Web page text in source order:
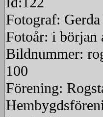
Fotograf:
Fotoår: i början
Bildnummer:
100
Förening: